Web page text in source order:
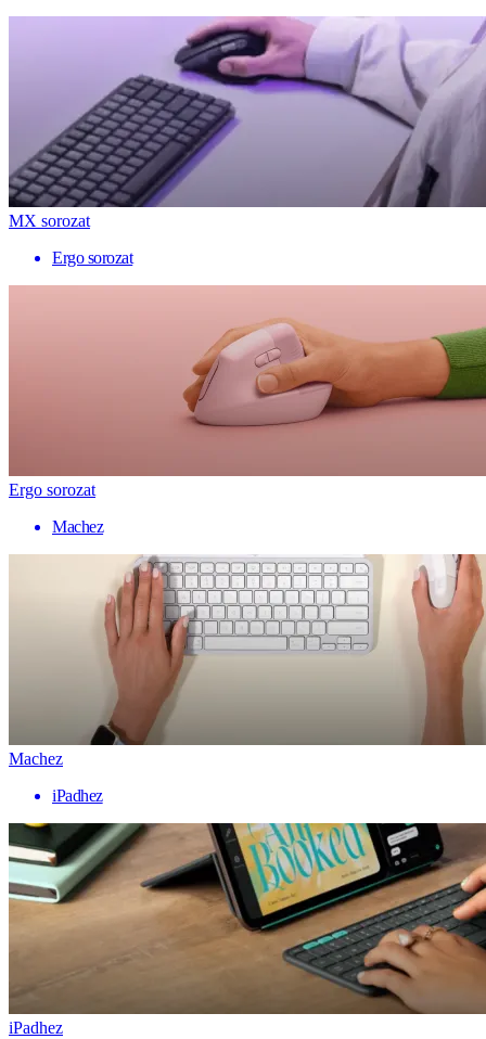
MX sorozat
Ergo sorozat
Ergo sorozat
Machez
Machez
iPadhez
iPadhez